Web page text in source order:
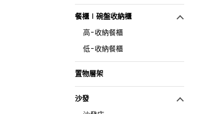
餐櫃∣碗盤收納櫃
高-收納餐櫃
低-收納餐櫃
置物層架
沙發